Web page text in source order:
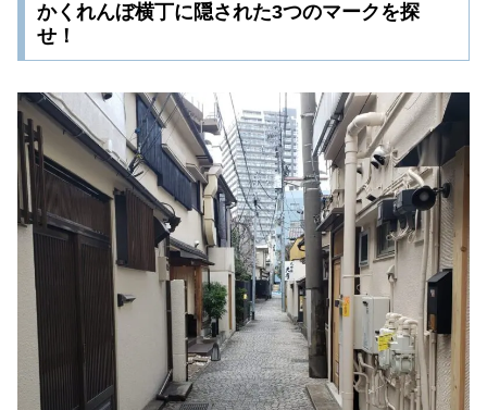
かくれんぼ横丁に隠された3つのマークを探
せ！